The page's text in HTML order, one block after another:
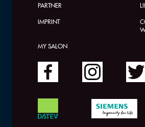
PARTNER
IMPRINT
MY SALON